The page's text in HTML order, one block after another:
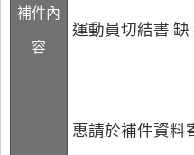
補件內
容
運動員切結書
惠請於補件資料